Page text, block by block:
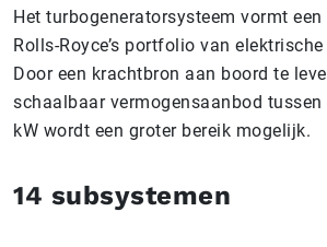
Het turbogeneratorsysteem vormt
Rolls-Royce’s portfolio van
Door een krachtbron aan boord te
schaalbaar vermogensaanbod tussen
kW wordt een groter bereik mogelijk.
14 subsystemen